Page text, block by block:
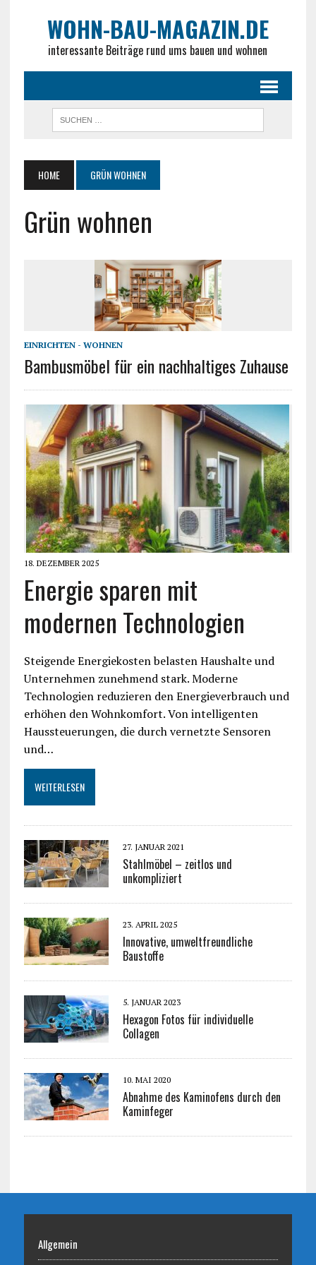
WOHN-BAU-MAGAZIN.DE
interessante Beiträge rund ums bauen und wohnen
HOME GRÜN WOHNEN
Grün wohnen
EINRICHTEN - WOHNEN
Bambusmöbel für ein nachhaltiges Zuhause
18. DEZEMBER 2025
Energie sparen mit
modernen Technologien
Steigende Energiekosten belasten Haushalte und
Unternehmen zunehmend stark. Moderne
Technologien reduzieren den Energieverbrauch und
erhöhen den Wohnkomfort. Von intelligenten
Haussteuerungen, die durch vernetzte Sensoren
und…
WEITERLESEN
27. JANUAR 2021
Stahlmöbel – zeitlos und
unkompliziert
23. APRIL 2025
Innovative, umweltfreundliche
Baustoffe
5. JANUAR 2023
Hexagon Fotos für individuelle
Collagen
10. MAI 2020
Abnahme des Kaminofens durch den
Kaminfeger
Allgemein